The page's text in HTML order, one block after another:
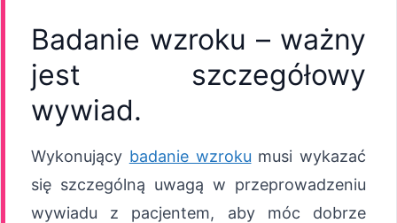
Badanie wzroku – ważny
jest szczegółowy
wywiad.
Wykonujący badanie wzroku musi wykazać
się szczególną uwagą w przeprowadzeniu
wywiadu z pacjentem, aby móc dobrze